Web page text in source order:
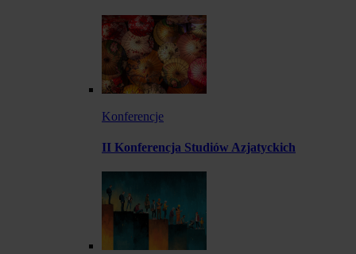
Konferencje
II Konferencja Studiów Azjatyckich